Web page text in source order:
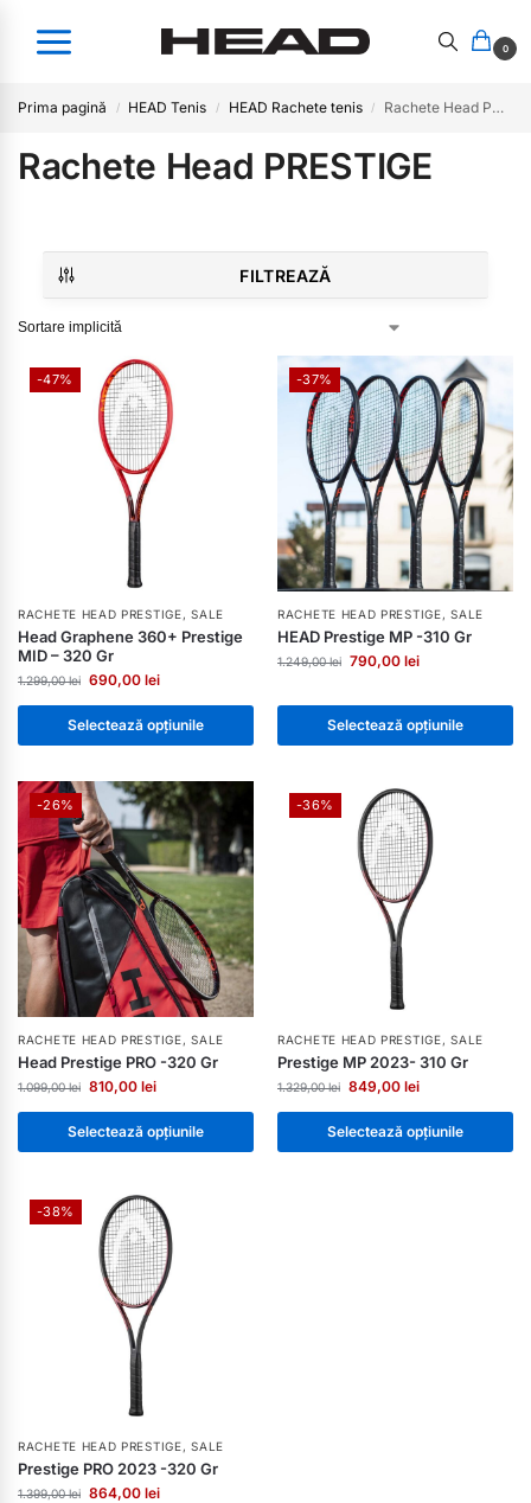
0
Prima pagină / HEAD Tenis / HEAD Rachete tenis / Rachete Head PRESTIGE
Rachete Head PRESTIGE
FILTREAZĂ
-47%
RACHETE HEAD PRESTIGE,SALE
Head Graphene 360+ Prestige
MID – 320 Gr
1.299,00lei 690,00 lei
Selectează opțiunile
-37%
RACHETE HEAD PRESTIGE,SALE
HEAD Prestige MP -310 Gr
1.249,00lei 790,00 lei
Selectează opțiunile
-26%
RACHETE HEAD PRESTIGE,SALE
Head Prestige PRO -320 Gr
1.099,00lei 810,00 lei
Selectează opțiunile
-36%
RACHETE HEAD PRESTIGE,SALE
Prestige MP 2023- 310 Gr
1.329,00lei 849,00 lei
Selectează opțiunile
-38%
RACHETE HEAD PRESTIGE,SALE
Prestige PRO 2023 -320 Gr
1.399,00lei 864,00 lei